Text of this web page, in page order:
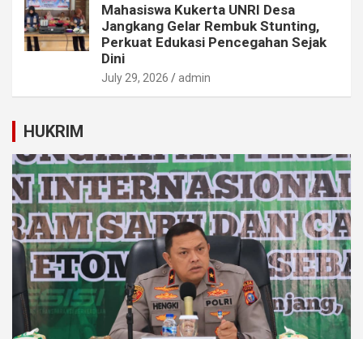
Mahasiswa Kukerta UNRI Desa
Jangkang Gelar Rembuk Stunting,
Perkuat Edukasi Pencegahan Sejak
Dini
July 29, 2026 admin
HUKRIM